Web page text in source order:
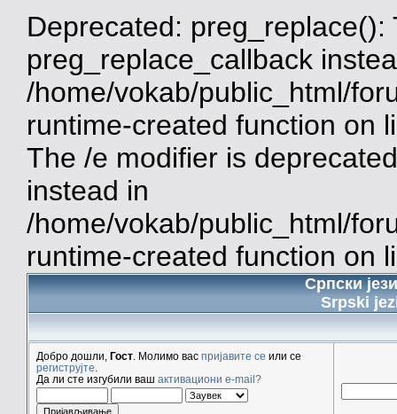
Deprecated:
preg_replace_callback
/home/vokab/public_html/
runtime-created function on
The /e modifier is
instead in
/home/vokab/public_html/
runtime-created function on
Српски
Srpski
Добро дошли, Гост . Молимо вас пријавите се или се
региструјте
Да ли сте изгубили ваш активациони e-mail?